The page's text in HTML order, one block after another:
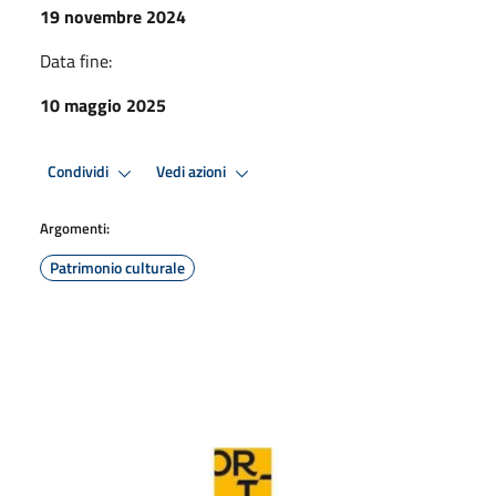
19 novembre 2024
Data fine:
10 maggio 2025
Condividi Vedi azioni
Argomenti:
Patrimonio culturale